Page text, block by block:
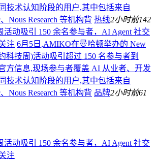
技术认知阶段的用户,其中包括来自
Nous Research 等机构背 热线2小时前142
动吸引 150 余名参与者，AI Agent 社交
注 6月5日,AMIKO在曼哈顿举办的 New
科技周)活动吸引超过 150 名参与者到
方信息,现场参与者覆盖 AI 从业者、开发
技术认知阶段的用户,其中包括来自
Nous Research 等机构背 品牌2小时前61
动吸引 150 余名参与者，AI Agent 社交
注